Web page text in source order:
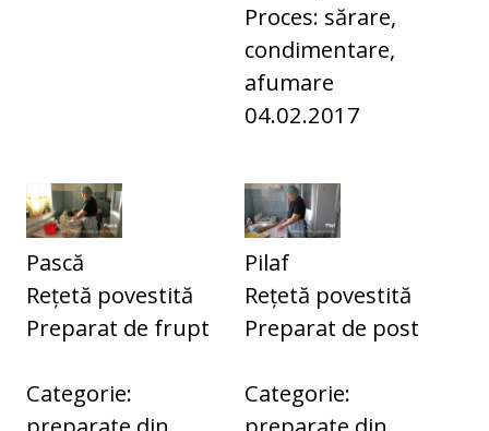
Proces: sărare,
condimentare,
afumare
04.02.2017
Pască
Rețetă povestită
Preparat de frupt
Categorie:
Pilaf
Rețetă povestită
Preparat de post
Categorie: